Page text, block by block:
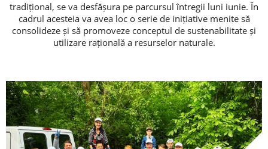
Mortgage loans
tradițional, se va desfășura pe parcursul întregii luni iunie. În
cadrul acesteia va avea loc o serie de inițiative menite să
consolideze și să promoveze conceptul de sustenabilitate și
utilizare rațională a resurselor naturale.